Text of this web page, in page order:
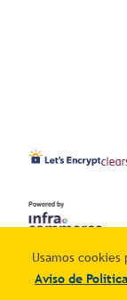
Usamos
Aviso de